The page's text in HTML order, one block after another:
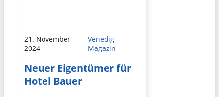
21. November
2024
Venedig
Magazin
Neuer Eigentümer für
Hotel Bauer